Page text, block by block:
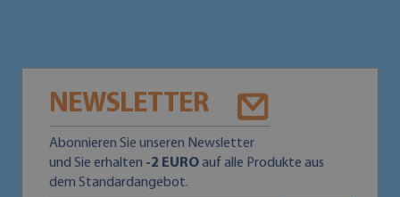
NEWSLETTER
Abonnieren Sie unseren Newsletter
und Sie erhalten -2 EUROauf alle Produkte aus
dem Standardangebot.